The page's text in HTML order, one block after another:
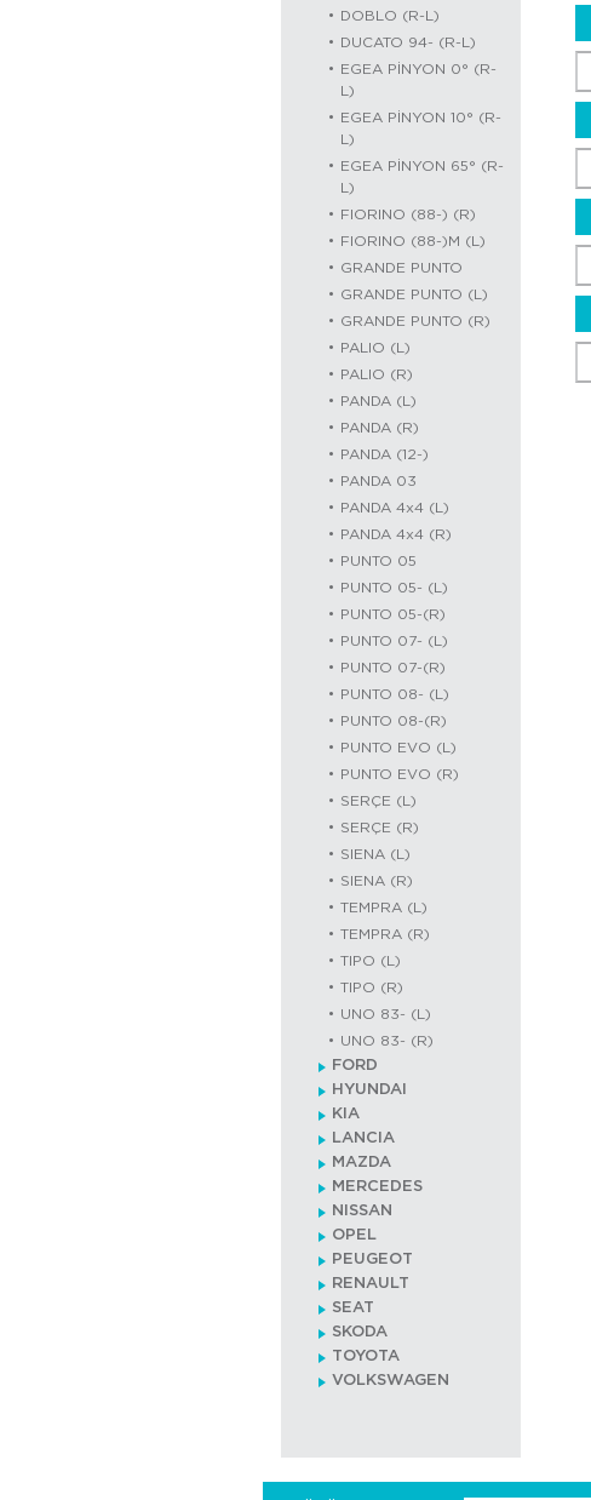
DOBLO (R-L)
DUCATO 94- (R-L)
EGEA PİNYON 0° (R-
L)
EGEA PİNYON 10° (R-
L)
EGEA PİNYON 65° (R-
L)
FIORINO (88-) (R)
FIORINO (88-)M (L)
GRANDE PUNTO
GRANDE PUNTO (L)
GRANDE PUNTO (R)
PALIO (L)
PALIO (R)
PANDA (L)
PANDA (R)
PANDA (12-)
PANDA 03
PANDA 4x4 (L)
PANDA 4x4 (R)
PUNTO 05
PUNTO 05- (L)
PUNTO 05-(R)
PUNTO 07- (L)
PUNTO 07-(R)
PUNTO 08- (L)
PUNTO 08-(R)
PUNTO EVO (L)
PUNTO EVO (R)
SERÇE (L)
SERÇE (R)
SIENA (L)
SIENA (R)
TEMPRA (L)
TEMPRA (R)
TIPO (L)
TIPO (R)
UNO 83- (L)
UNO 83- (R)
FORD
HYUNDAI
KIA
LANCIA
MAZDA
MERCEDES
NISSAN
OPEL
PEUGEOT
RENAULT
SEAT
SKODA
TOYOTA
VOLKSWAGEN